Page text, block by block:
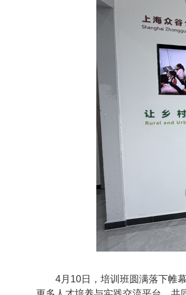
4月10日， 培训班圆满落下帷幕